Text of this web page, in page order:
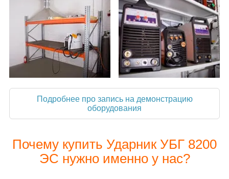
Подробнее про запись на демонстрацию
оборудования
Почему купить Ударник УБГ 8200
ЭС нужно именно у нас?